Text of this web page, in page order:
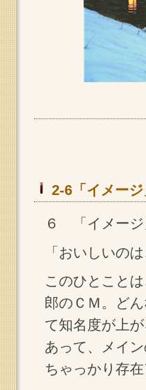
2-6「イメー
６ 「イメージ
「おいしいの
このひとこと
郎のＣＭ。ど
て知名度が上
あって、メイ
ちゃっかり存